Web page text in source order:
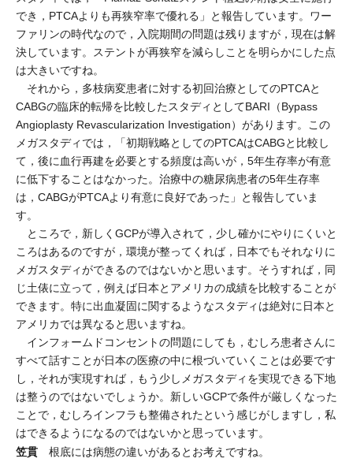
でき，PTCAよりも再狭窄率で優れる」と報告しています。ワー
ファリンの時代なので，入院期間の問題は残りますが，現在は解
決しています。ステントが再狭窄を減らしことを明らかにした点
は大きいですね。
それから，多枝病変患者に対する初回治療としてのPTCAと
CABGの臨床的転帰を比較したスタディとしてBARI（Bypass
Angioplasty Revascularization Investigation）があります。この
メガスタディでは，「初期戦略としてのPTCAはCABGと比較し
て，後に血行再建を必要とする頻度は高いが，5年生存率が有意
に低下することはなかった。治療中の糖尿病患者の5年生存率
は，CABGがPTCAより有意に良好であった」と報告していま
す。
ところで，新しくGCPが導入されて，少し確かにやりにくいと
ころはあるのですが，環境が整ってくれば，日本でもそれなりに
メガスタディができるのではないかと思います。そうすれば，同
じ土俵に立って，例えば日本とアメリカの成績を比較することが
できます。特に出血凝固に関するようなスタディは絶対に日本と
アメリカでは異なると思いますね。
インフォームドコンセントの問題にしても，むしろ患者さんに
すべて話すことが日本の医療の中に根づいていくことは必要です
し，それが実現すれば，もう少しメガスタディを実現できる下地
は整うのではないでしょうか。新しいGCPで条件が厳しくなった
ことで，むしろインフラも整備されたという感じがしますし，私
はできるようになるのではないかと思っています。
笠貫 根底には病態の違いがあるとお考えですね。